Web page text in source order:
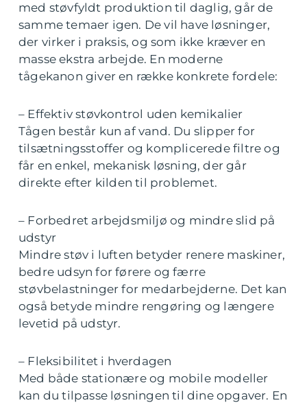
med støvfyldt produktion til daglig, går de
samme temaer igen. De vil have løsninger,
der virker i praksis, og som ikke kræver en
masse ekstra arbejde. En moderne
tågekanon giver en række konkrete fordele:
– Effektiv støvkontrol uden kemikalier
Tågen består kun af vand. Du slipper for
tilsætningsstoffer og komplicerede filtre og
får en enkel, mekanisk løsning, der går
direkte efter kilden til problemet.
– Forbedret arbejdsmiljø og mindre slid på
udstyr
Mindre støv i luften betyder renere maskiner,
bedre udsyn for førere og færre
støvbelastninger for medarbejderne. Det kan
også betyde mindre rengøring og længere
levetid på udstyr.
– Fleksibilitet i hverdagen
Med både stationære og mobile modeller
kan du tilpasse løsningen til dine opgaver. En